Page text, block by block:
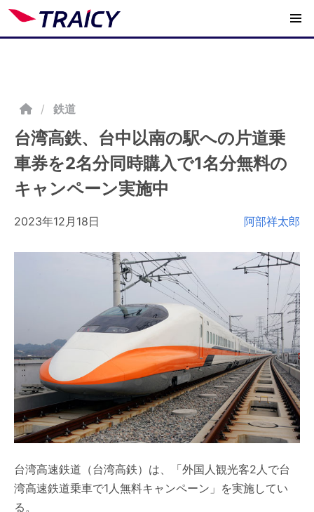
/ 鉄道
台湾高鉄、台中以南の駅への片道乗
車券を2名分同時購入で1名分無料の
キャンペーン実施中
2023年12月18日 阿部祥太郎
台湾高速鉄道（台湾高鉄）は、「外国人観光客2人で台
湾高速鉄道乗車で1人無料キャンペーン」を実施してい
る。